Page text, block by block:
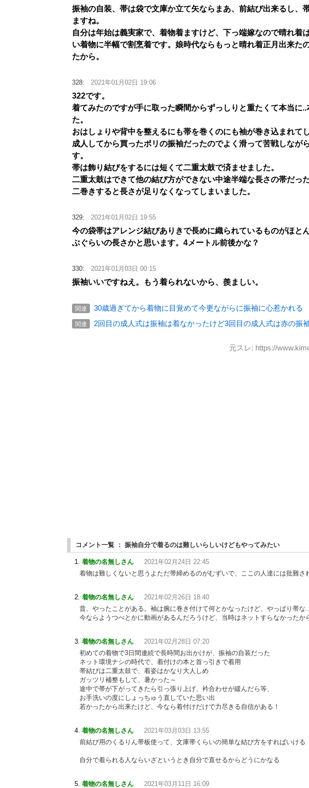
振袖の自装、帯は袋で文庫か立て矢ならまあ、前結び出来るし、
ますね。
自分は年始は義実家で、着物着ますけど、下っ端嫁なので晴れ着
い着物に半幅で割烹着です。娘時代ならもっと晴れ着正月出来た
たから。
328: 2021年01月02日 19:06
322です。
着てみたのですが手に取った瞬間からずっしりと重たくて本当に
た。
おはしょりや背中を整えるにも帯を巻くのにも袖が巻き込まれて
成人してから買ったポリの振袖だったのでよく滑って苦戦しなが
す。
帯は飾り結びをするには短くて二重太鼓で済ませました。
二重太鼓はできて他の結び方ができない中途半端な長さの帯だっ
二巻きすると長さが足りなくなってしまいました。
329: 2021年01月02日 19:55
今の袋帯はアレンジ結びありきで長めに織られているものがほと
ぶぐらいの長さかと思います。4メートル前後かな？
330: 2021年01月03日 00:15
振袖いいですねえ。もう着られないから、羨ましい。
関連 30歳過ぎてから着物に目覚めて今更ながらに振袖に心惹かれる
関連 2回目の成人式は振袖は着なかったけど3回目の成人式は赤の振
元スレ: https://
コメント一覧 ： 振袖自分で着るのは難しいらしいけどもやってみたい
着物の名無しさん 2021年02月24日 22:45
着物は難しくないと思うよただ帯締めるのがむずいで、ここの人達には批難さ
着物の名無しさん 2021年02月26日 18:40
昔、やったことがある。袖は腕に巻き付けて何とかなったけど、やっぱり帯な…
今ならようつべとかに動画があるんだろうけど、当時はネットすらなかったか
着物の名無しさん 2021年02月28日 07:20
初めての着物で3日間連続で長時間お出かけが、振袖の自装だった
ネット環境ナシの時代で、着付けの本と首っ引きで着用
帯結びは二重太鼓で、着姿はかなり大人しめ
ガッツリ補整もして、暑かった～
途中で帯が下がってきたら引っ張り上げ、衿合わせが緩んだら等、
お手洗いの度にしょっちゅう直していた思い出
若かったから出来たけど、今なら着付けだけで力尽きる自信がある！
着物の名無しさん 2021年03月03日 13:55
前結び用のくるりん帯板使って、文庫帯くらいの簡単な結び方をすればいける
自分で着られる人ならいざというとき自分で直せるからどうにかなる
着物の名無しさん 2021年03月11日 16:09